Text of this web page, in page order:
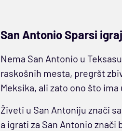
San Antonio Sparsi
Nema San Antonio u
raskošnih mesta, pregršt
Meksika, ali zato ono što
Živeti u San Antoniju znači
a igrati za San Antonio